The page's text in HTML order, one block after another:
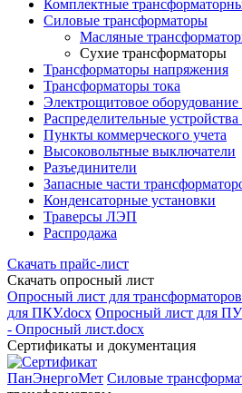
Комплектные
Силовые трансформаторы
Масляные
Сухие трансформаторы
Трансформаторы напряжения
Трансформаторы тока
Электрощитовое
Распределительные
Пункты коммерческого учета
Высоковольтные выключатели
Разъединители
Запасные части
Конденсаторные установки
Траверсы ЛЭП
Распродажа
Скачать прайс-лист
Скачать опросный лист
Опросный лист для
для ПКУ.docx Опросный лист для
- Опросный лист.docx
Сертификаты и документация
ПанЭнергоМет Силовые